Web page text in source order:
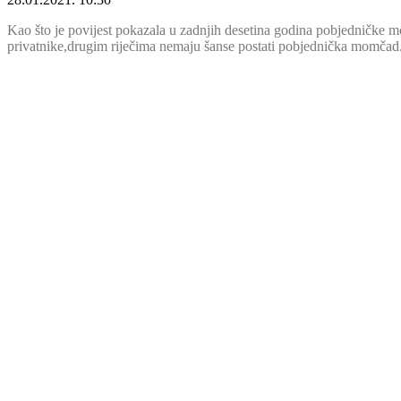
Kao što je povijest pokazala u zadnjih desetina godina pobjedničke
privatnike,drugim riječima nemaju šanse postati pobjednička